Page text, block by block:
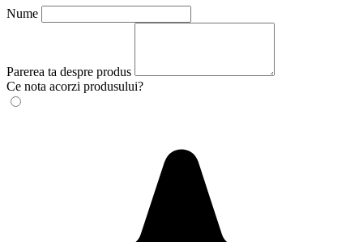
Nume
Parerea ta despre produs
Ce nota acorzi produsului?